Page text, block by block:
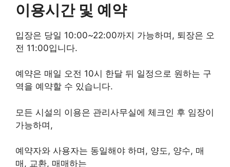
이용시간 및 예약
입장은 당일 10:00~22:00까지 가능하며, 퇴장은 오
전 11:00입니다.
예약은 매일 오전 10시 한달 뒤 일정으로 원하는 구
역을 예약할 수 있습니다.
모든 시설의 이용은 관리사무실에 체크인 후 임장이
가능하며,
예약자와 사용자는 동일해야 하며, 양도, 양수, 매
매, 교환, 매매하는